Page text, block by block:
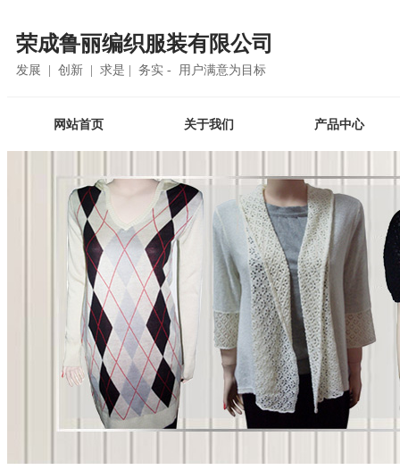
荣成鲁丽编织服装有限公司
发展 | 创新 | 求是 | 务实 - 用户满意为目标
网站首页 关于我们 产品中心